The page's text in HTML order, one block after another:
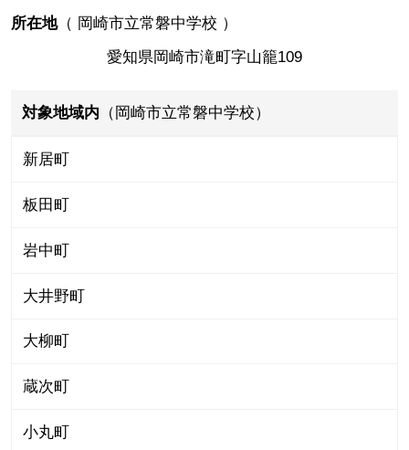
所在地（ 岡崎市立常磐中学校 ）
愛知県岡崎市滝町字山籠109
対象地域内 （岡崎市立常磐中学校）
新居町
板田町
岩中町
大井野町
大柳町
蔵次町
小丸町